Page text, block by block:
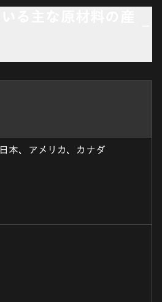
本、アメリカ、カナダ